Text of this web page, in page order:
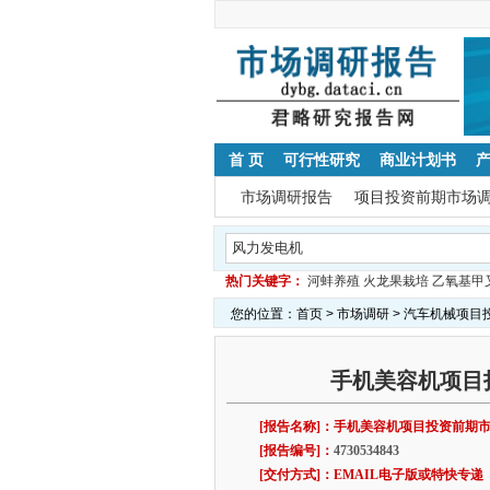
首 页 可行性研究 商业计划书
市场调研报告 项目投资前期市场
热门关键字： 河蚌养殖 火龙果栽培 乙氧基甲
您的位置： 首页> 市场调研> 汽车机械项目
手机美容机项
[报告名称]：手机美容机项目投资前期
[报告编号]： 4730534843
[交付方式]：EMAIL电子版或特快专递